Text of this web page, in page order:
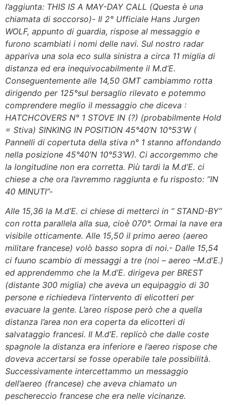
l’aggiunta: THIS IS A MAY-DAY CALL (Questa è una
chiamata di soccorso)- Il 2° Ufficiale Hans Jurgen
WOLF, appunto di guardia, rispose al messaggio e
furono scambiati i nomi delle navi. Sul nostro radar
appariva una sola eco sulla sinistra a circa 11 miglia di
distanza ed era inequivocabilmente il M.d’E.
Conseguentemente alle 14,50 GMT cambiammo rotta
dirigendo per 125°sul bersaglio rilevato e potemmo
comprendere meglio il messaggio che diceva :
HATCHCOVERS N° 1 STOVE IN (?) (probabilmente Hold
= Stiva) SINKING IN POSITION 45°40’N 10°53’W (
Pannelli di copertuta della stiva n° 1 stanno affondando
nella posizione 45°40’N 10°53’W). Ci accorgemmo che
la longitudine non era corretta. Più tardi la M.d’E. ci
chiese a che ora l’avremmo raggiunta e fu risposto: ”IN
40 MINUTI”-
Alle 15,36 la M.d’E. ci chiese di metterci in “ STAND-BY”
con rotta parallela alla sua, cioè 070°. Ormai la nave era
visibile otticamente. Alle 15,50 il primo aereo (aereo
militare francese) volò basso sopra di noi.- Dalle 15,54
ci fuuno scambio di messaggi a tre (noi – aereo –M.d’E.)
ed apprendemmo che la M.d’E. dirigeva per BREST
(distante 300 miglia) che aveva un equipaggio di 30
persone e richiedeva l’intervento di elicotteri per
evacuare la gente. L’areo rispose però che a quella
distanza l’area non era coperta da elicotteri di
salvataggio francesi. Il M.d’E. replicò che dalle coste
spagnole la distanza era inferiore e l’aereo rispose che
doveva accertarsi se fosse operabile tale possibilità.
Successivamente intercettammo un messaggio
dell’aereo (francese) che aveva chiamato un
peschereccio francese che era nelle vicinanze.